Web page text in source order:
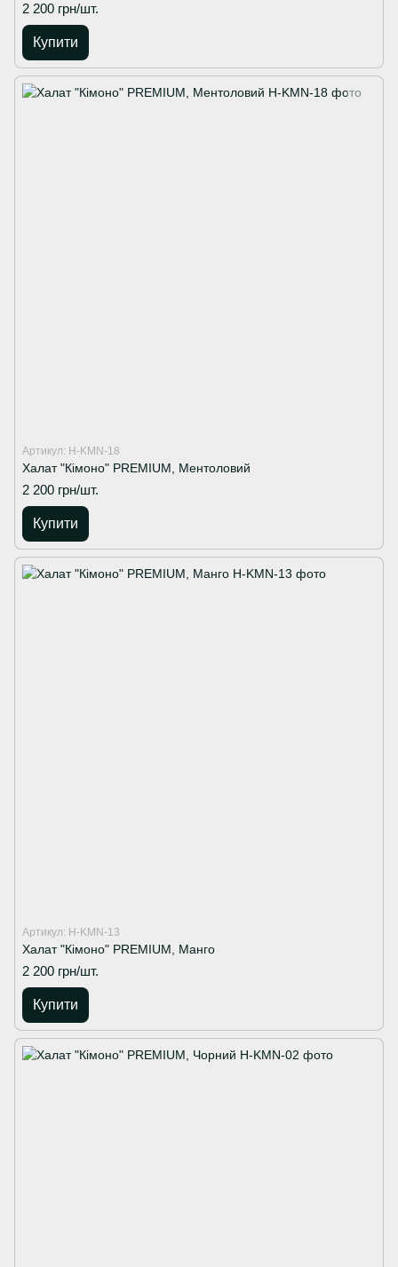
2 200 грн/шт.
Купити
Артикул: H-KMN-18
Халат "Кімоно" PREMIUM, Ментоловий
2 200 грн/шт.
Купити
Артикул: H-KMN-13
Халат "Кімоно" PREMIUM, Манго
2 200 грн/шт.
Купити